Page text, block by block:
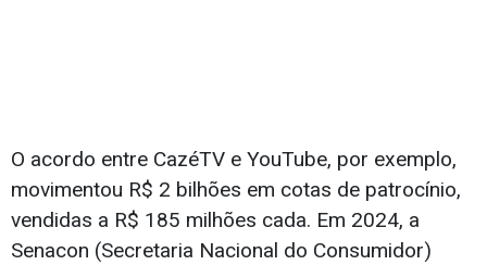
O acordo entre CazéTV e YouTube, por exemplo,
movimentou R$ 2 bilhões em cotas de patrocínio,
vendidas a R$ 185 milhões cada. Em 2024, a
Senacon (Secretaria Nacional do Consumidor)